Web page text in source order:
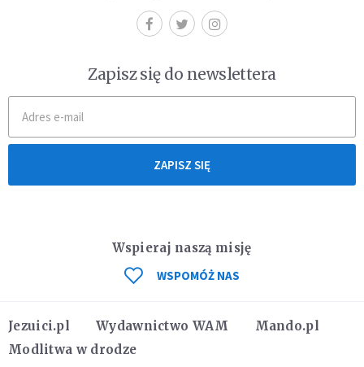
Zapisz się do newslettera
ZAPISZ SIĘ
Jezuici.pl Wydawnictwo WAM
Mando.pl
Modlitwa w drodze
Wspieraj naszą misję
WSPOMÓŻ NAS